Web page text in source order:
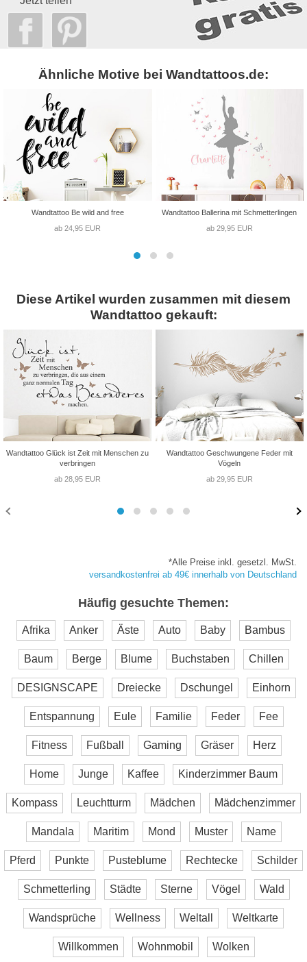
Ähnliche Motive bei Wandtattoos.de:
Wandtattoo Be wild and free
ab 24,95 EUR
Wandtattoo Ballerina mit Schmetterlingen
ab 29,95 EUR
Diese Artikel wurden zusammen mit diesem
Wandtattoo gekauft:
Wandtattoo Glück ist Zeit mit Menschen zu
verbringen
ab 28,95 EUR
Wandtattoo Geschwungene Feder mit
Vögeln
ab 29,95 EUR
*Alle Preise inkl. gesetzl. MwSt.
versandkostenfrei ab 49€ innerhalb von Deutschland
Häufig gesuchte Themen:
Afrika Anker Äste Auto Baby Bambus
Baum Berge Blume Buchstaben Chillen
DESIGNSCAPE Dreiecke Dschungel Einhorn
Entspannung Eule Familie Feder Fee
Fitness Fußball Gaming Gräser Herz
Home Junge Kaffee Kinderzimmer Baum
Kompass Leuchtturm Mädchen Mädchenzimmer
Mandala Maritim Mond Muster Name
Pferd Punkte Pusteblume Rechtecke Schilder
Schmetterling Städte Sterne Vögel Wald
Wandsprüche Wellness Weltall Weltkarte
Willkommen Wohnmobil Wolken